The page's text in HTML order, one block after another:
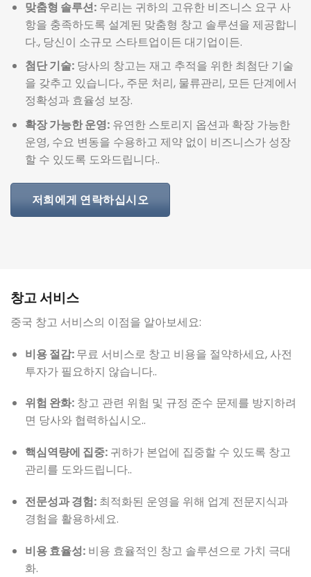
맞춤형 솔루션:우리는 귀하의 고유한 비즈니스 요구 사
항을 충족하도록 설계된 맞춤형 창고 솔루션을 제공합니
다., 당신이 소규모 스타트업이든 대기업이든.
첨단 기술:당사의 창고는 재고 추적을 위한 최첨단 기술
을 갖추고 있습니다., 주문 처리, 물류관리, 모든 단계에서
정확성과 효율성 보장.
확장 가능한 운영:유연한 스토리지 옵션과 확장 가능한
운영, 수요 변동을 수용하고 제약 없이 비즈니스가 성장
할 수 있도록 도와드립니다..
저희에게 연락하십시오
창고 서비스
중국 창고 서비스의 이점을 알아보세요:
비용 절감:무료 서비스로 창고 비용을 절약하세요, 사전
투자가 필요하지 않습니다..
위험 완화:창고 관련 위험 및 규정 준수 문제를 방지하려
면 당사와 협력하십시오..
핵심역량에 집중:귀하가 본업에 집중할 수 있도록 창고
관리를 도와드립니다..
전문성과 경험:최적화된 운영을 위해 업계 전문지식과
경험을 활용하세요.
비용 효율성:비용 효율적인 창고 솔루션으로 가치 극대
화.